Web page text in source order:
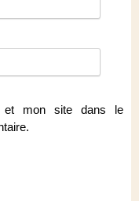
et mon site dans le